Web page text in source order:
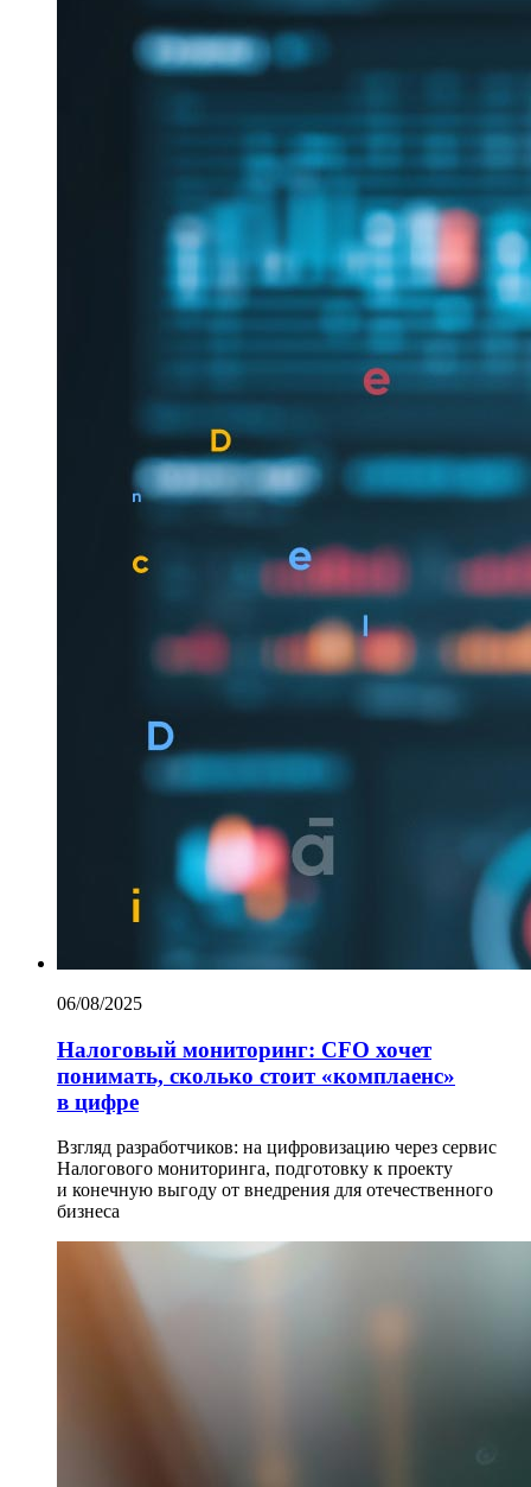
06/08/2025
Налоговый мониторинг: CFO хочет
понимать, сколько стоит «комплаенс»
в цифре
Взгляд разработчиков: на цифровизацию через сервис
Налогового мониторинга, подготовку к проекту
и конечную выгоду от внедрения для отечественного
бизнеса